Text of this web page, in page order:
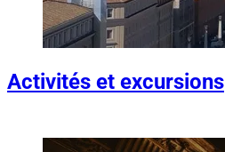
Activités et excursions